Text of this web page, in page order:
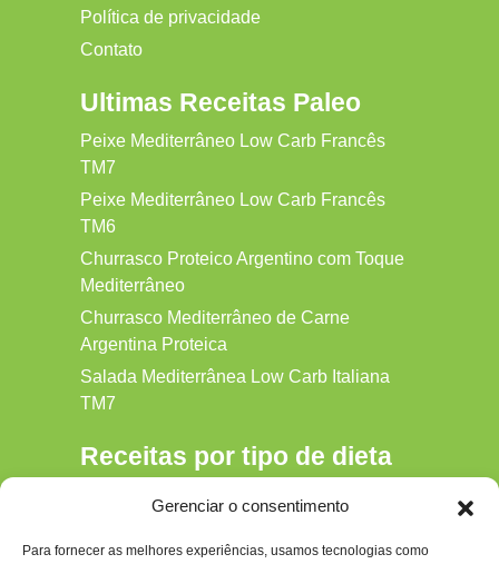
Gerenciar o consentimento
Para fornecer as melhores experiências, usamos tecnologias como
Política de privacidade
Contato
Ultimas Receitas Paleo
Peixe Mediterrâneo Low Carb Francês
TM7
Peixe Mediterrâneo Low Carb Francês
TM6
Churrasco Proteico Argentino com Toque
Mediterrâneo
Churrasco Mediterrâneo de Carne
Argentina Proteica
Salada Mediterrânea Low Carb Italiana
TM7
Receitas por tipo de dieta
Gluten‑free